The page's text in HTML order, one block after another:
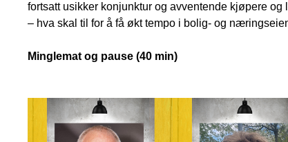
fortsatt usikker konjunktur og avventende kjøpere
– hva skal til for å få økt tempo i bolig- og
Minglemat og pause (40 min)